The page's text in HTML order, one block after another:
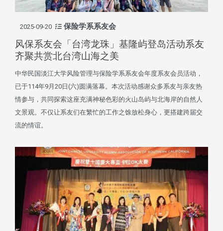
2025-09-20 保险学系系友会
风保系友会「台湾龙珠」基隆屿登岛活动系友
齐聚共赏北台湾山海之美
中华民国淡江大学风险管理与保险学系系友会年度系友会员活动，
已于114年9月20日(六)圆满落幕。本次活动感谢众多系友与亲友热
情参与，共同探索这座充满神秘色彩的火山岛屿与北海岸的自然人
文景观。不仅让系友们在繁忙的工作之馀放松身心，更搭建跨届交
流的情谊。